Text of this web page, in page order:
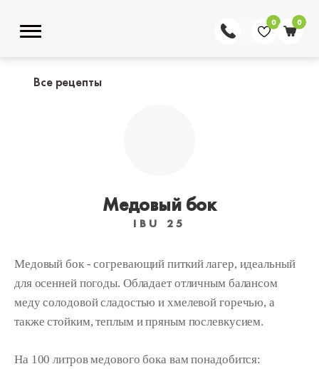
0 0
Все рецепты
Медовый бок
IBU 25
Медовый бок - согревающий питкий лагер, идеальный
для осенней погоды. Обладает отличным балансом
меду солодовой сладостью и хмелевой горечью, а
также стойким, теплым и пряным послевкусием.
На 100 литров медового бока вам понадобится: